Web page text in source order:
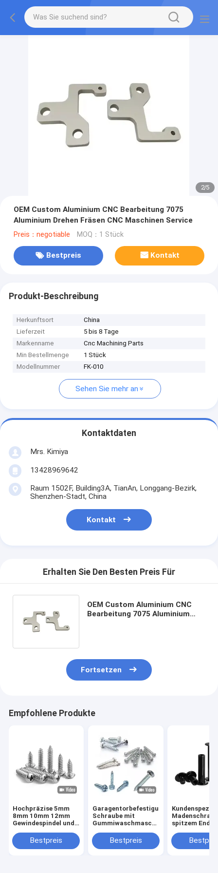
2/5
OEM Custom Aluminium CNC Bearbeitung 7075
Aluminium Drehen Fräsen CNC Maschinen Service
Preis：negotiable MOQ：1 Stück
Bestpreis Kontakt
Produkt-Beschreibung
Herkunftsort
China
Lieferzeit
5 bis 8 Tage
Markenname
Cnc Machining Parts
Min Bestellmenge
1 Stück
Modellnummer
FK-010
Sehen Sie mehr an
Kontaktdaten
Mrs. Kimiya
13428969642
Raum 1502F, Building3A, TianAn, Longgang-Bezirk,
Shenzhen-Stadt, China
Kontakt
Erhalten Sie Den Besten Preis Für
OEM Custom Aluminium CNC
Bearbeitung 7075 Aluminium
Fortsetzen
Empfohlene Produkte
Hochpräzise 5mm
8mm 10mm 12mm
Gewindespindel und
T10 T12
Trapezgewindespindel
Bestpreis
Garagentorbefestigungen,
Schraube mit
Gummiwaschmaschine,
Bestpreis
spitzem Ende
M5 M6 M8
Kegelspitze